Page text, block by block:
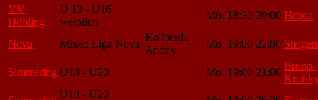
VV
Döbling
U 13 - U16
weiblich
Mo 18:30 20:00 Hopsa
Nova Mixed Liga Nova
Kaliberda
Andriy
Mo 19:00 22:00
Simmering U18 - U20 Mo 19:00 21:00
Bruno-
U18 - U20